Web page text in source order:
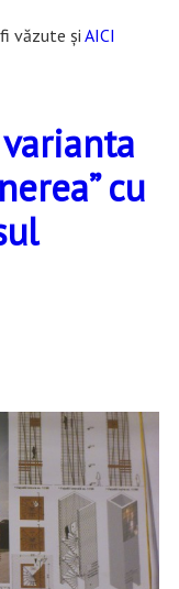
văzute și AICI
cu